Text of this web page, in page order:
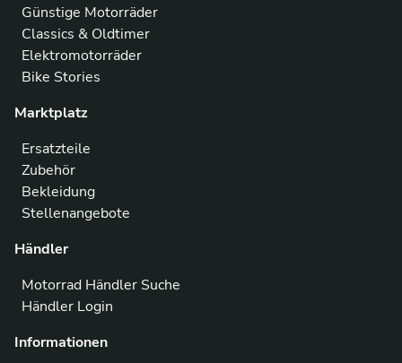
Günstige Motorräder
Classics & Oldtimer
Elektromotorräder
Bike Stories
Marktplatz
Ersatzteile
Zubehör
Bekleidung
Stellenangebote
Händler
Motorrad Händler Suche
Händler Login
Informationen